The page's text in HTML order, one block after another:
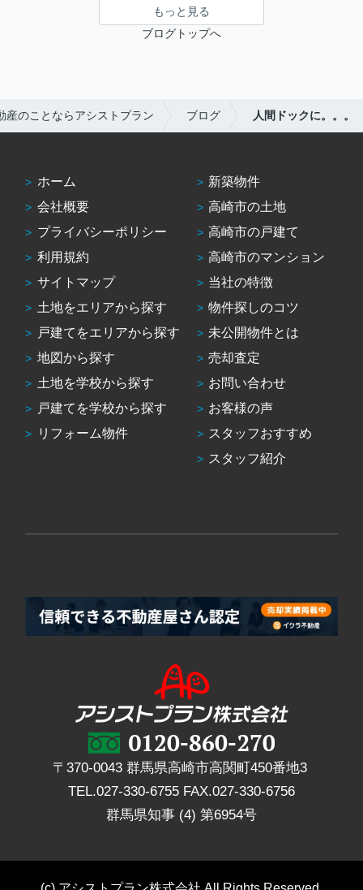
もっと見る
ブログトップへ
産のことならアシストプラン ブログ 人間ドックに。。。
ホーム
会社概要
プライバシーポリシー
利用規約
サイトマップ
土地をエリアから探す
戸建てをエリアから探す
地図から探す
土地を学校から探す
戸建てを学校から探す
リフォーム物件
新築物件
高崎市の土地
高崎市の戸建て
高崎市のマンション
当社の特徴
物件探しのコツ
未公開物件とは
売却査定
お問い合わせ
お客様の声
スタッフおすすめ
スタッフ紹介
〒370-0043 群馬県高崎市高関町450番地3
TEL.027-330-6755 FAX.027-330-6756
群馬県知事 (4) 第6954号